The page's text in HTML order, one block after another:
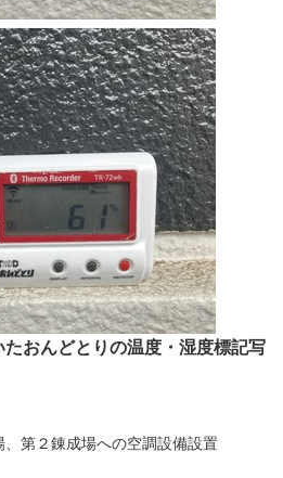
おんどとりの温度・湿度標記写
第２錬成場への空調設備設置